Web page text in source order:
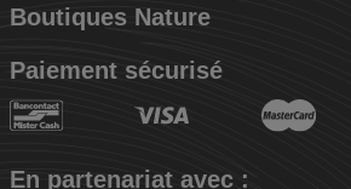
Boutiques Nature
Paiement sécurisé
En partenariat avec :